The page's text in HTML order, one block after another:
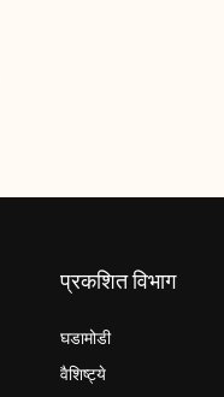
प्रकशित विभाग
घडामोडी
वैशिष्ट्ये